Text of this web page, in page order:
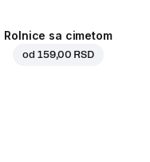
Rolnice sa cimetom
od 159,00 RSD